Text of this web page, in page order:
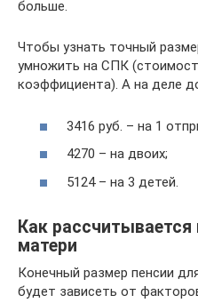
больше.
Чтобы узнать точный
умножить на СПК
коэффициента). А на деле
3416 руб. – на 1
4270 – на двоих;
5124 – на 3 детей.
Как
матери
Конечный размер пенсии
будет зависеть от